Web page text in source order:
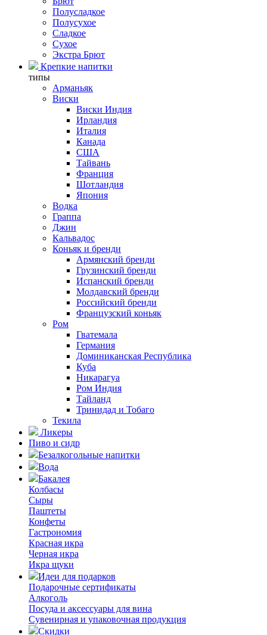
Полусладкое
Полусухое
Сладкое
Сухое
Экстра Брют
Крепкие напитки
типы
Арманьяк
Виски
Виски Индия
Ирландия
Италия
Канада
США
Тайвань
Франция
Шотландия
Япония
Водка
Граппа
Джин
Кальвадос
Коньяк и бренди
Армянский бренди
Грузинский бренди
Испанский бренди
Молдавский бренди
Российский бренди
Французский коньяк
Ром
Гватемала
Германия
Доминиканская Республика
Куба
Никарагуа
Ром Индия
Тайланд
Тринидад и Тобаго
Текила
Ликеры
Пиво и сидр
Безалкогольные напитки
Вода
Бакалея
Колбасы
Сыры
Паштеты
Конфеты
Гастрономия
Красная икра
Черная икра
Икра щуки
Идеи для подарков
Подарочные сертификаты
Алкоголь
Посуда и аксессуары для вина
Сувенирная и упаковочная продукция
Скидки